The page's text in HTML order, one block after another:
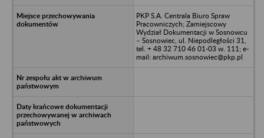
PKP S.A. Centrala Biuro Spraw
Pracowniczych; Zamiejscowy
Wydział Dokumentacji w Sosnowcu
– Sosnowiec, ul. Niepodległości 31,
tel. + 48 32 710 46 01-03 w. 111; e-
mail: archiwum.sosnowiec@pkp.pl